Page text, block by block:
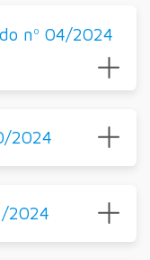
nº 04/2024
2024
2024